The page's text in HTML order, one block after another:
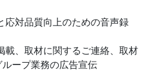
対品質向上のための音声録
、取材に関するご連絡、取材
ープ業務の広告宣伝